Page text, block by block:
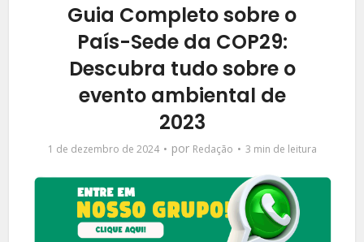
Guia Completo sobre o
País-Sede da COP29:
Descubra tudo sobre o
evento ambiental de
2023
1 de dezembro de 2024 por Redação 3 min de leitura